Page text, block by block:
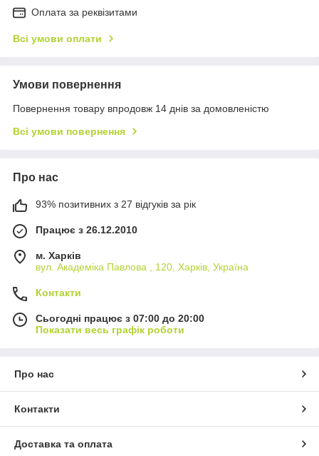
Оплата за реквізитами
Всі умови оплати
Умови повернення
Повернення товару впродовж 14 днів за домовленістю
Всі умови повернення
Про нас
93% позитивних з 27 відгуків за рік
Працює з 26.12.2010
м. Харків
вул. Академіка Павлова , 120, Харків, Україна
Контакти
Сьогодні працює з 07:00 до 20:00
Показати весь графік роботи
Про нас
Контакти
Доставка та оплата